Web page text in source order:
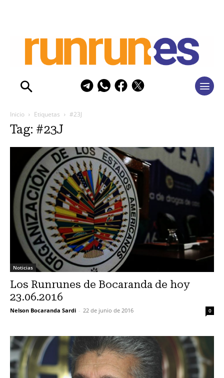
Inicio Etiquetas #23J
Tag: #23J
Noticias
Los Runrunes de Bocaranda de hoy
23.06.2016
Nelson Bocaranda Sardi - 22 de junio de 2016 0